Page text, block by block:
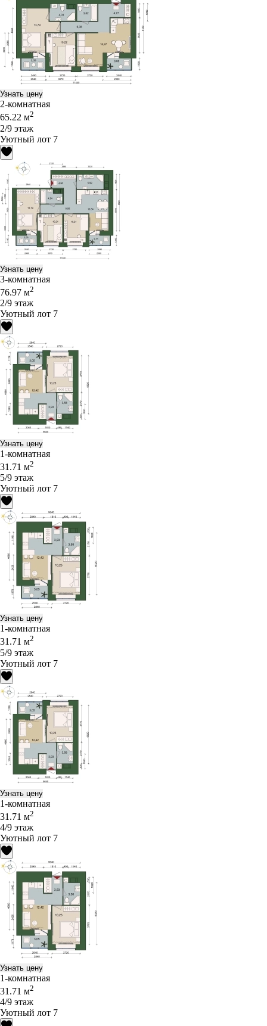
Узнать цену
2-комнатная
65.22 м2
2/9 этаж
Уютный лот 7
Узнать цену
3-комнатная
76.97 м2
2/9 этаж
Уютный лот 7
Узнать цену
1-комнатная
31.71 м2
5/9 этаж
Уютный лот 7
Узнать цену
1-комнатная
31.71 м2
5/9 этаж
Уютный лот 7
Узнать цену
1-комнатная
31.71 м2
4/9 этаж
Уютный лот 7
Узнать цену
1-комнатная
31.71 м2
4/9 этаж
Уютный лот 7